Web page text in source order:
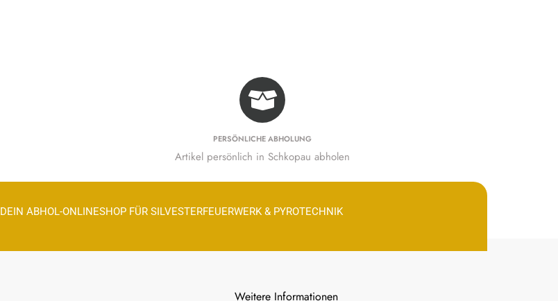
PERSÖNLICHE ABHOLUNG
Artikel persönlich in Schkopau abholen
DEIN ABHOL-ONLINESHOP FÜR SILVESTERFEUERWERK & PYROTECHNIK
Weitere Informationen